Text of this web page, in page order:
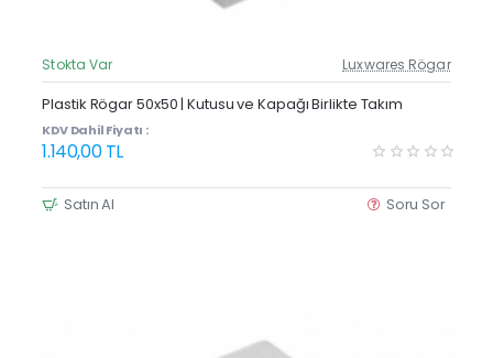
Güncel Fiyat
Stokta Var Luxwares Rögar
Plastik Rögar 50x50 | Kutusu ve Kapağı Birlikte Takım
KDV Dahil Fiyatı :
1.140,00 TL
Satın Al Soru Sor